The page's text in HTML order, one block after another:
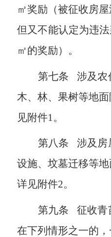
㎡奖励（被征收房屋
但又不能认定为违
㎡的奖励）。
第七条
涉及农
木、林、果树等地
见附件1 。
第八条
涉及房
设施、坟墓迁移等
详见附件2。
第九条
征收青
在下列情形之一的，